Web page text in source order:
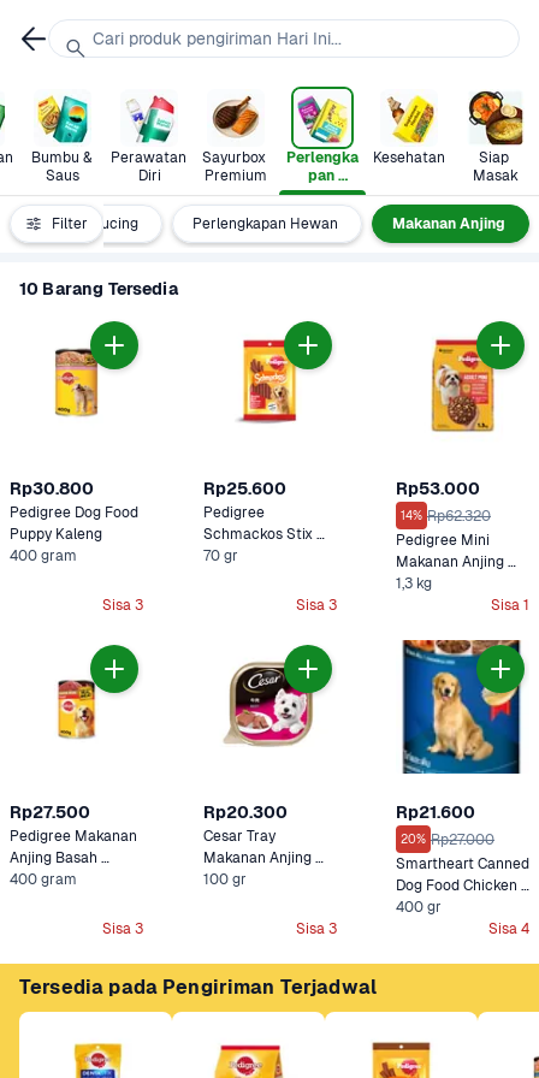
Bumbu &
Saus
Perawatan
Diri
Sayurbox
Premium
Perlengka
pan
Hewan
Kesehatan
Siap
Masak
Filter
Makanan Kucing Perlengkapan Hewan Makanan Anjing
10 Barang Tersedia
Rp30.800
Pedigree Dog Food
Puppy Kaleng
400 gram
Sisa 3
Rp25.600
Pedigree
Schmackos Stix
Snack Anjing Rasa
70 gr
Sisa 3
Rp53.000
14% Rp62.320
Pedigree Mini
Makanan Anjing
Kering Daging Sapi,
Domba & Sayur
1,3 kg
Sisa 1
Rp27.500
Pedigree Makanan
Anjing Basah
Kaleng Beef
400 gram
Sisa 3
Rp20.300
Cesar Tray
Makanan Anjing
100 gr
Sisa 3
Rp21.600
20% Rp27.000
Smartheart Canned
Dog Food Chicken &
Liver
400 gr
Sisa 4
Tersedia pada Pengiriman Terjadwal
Cari produk pengiriman Hari Ini...